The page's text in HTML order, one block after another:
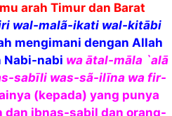
arah Timur dan Barat
wal-malã-ikati wal-kitābi
mengimani dengan Allah
Nabi-nabi waātal-māla `alā
sabīli was-sã-ilīna wa fir-
(kepada) yang punya
dan ibnas-sabil dan orang-